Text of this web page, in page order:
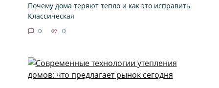
Почему дома теряют тепло и как это исправить
Классическая
0 0